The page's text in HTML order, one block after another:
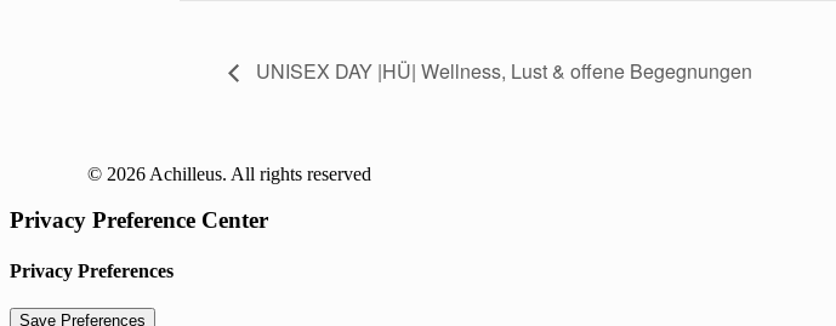
UNISEX DAY |HÜ| Wellness, Lust & offene Begegnungen
© 2026 Achilleus. All rights reserved
Privacy Preference Center
Privacy Preferences